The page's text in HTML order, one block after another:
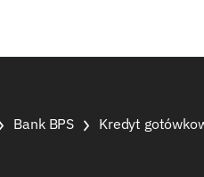
Bank BPS Kredyt